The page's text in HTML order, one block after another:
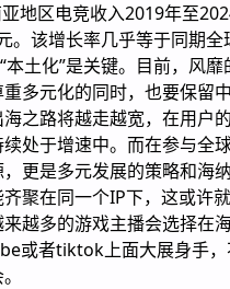
地区电竞收入2019年至
。该增长率几乎等于同期
本土化”是关键。目前，风
多元化的同时，也要保留
之路将越走越宽，在用户
处于增速中。而在参与全
更是多元发展的策略和海
聚在同一个IP下，这或许
越多的游戏主播会选择在
或者tiktok上面大展身手，